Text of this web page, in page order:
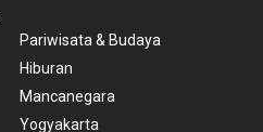
Pariwisata & Budaya
Hiburan
Mancanegara
Yogyakarta